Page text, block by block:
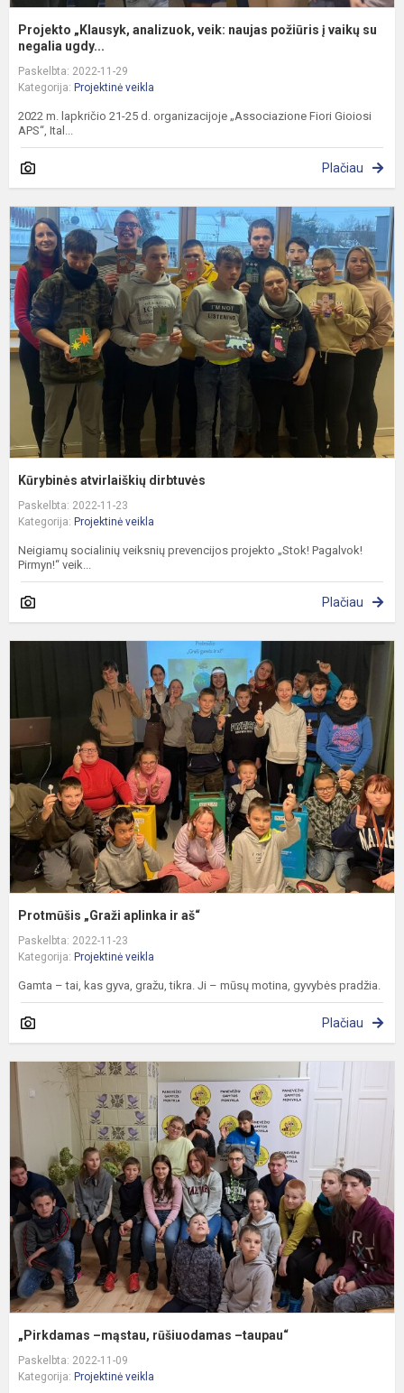
Projekto „Klausyk, analizuok, veik: naujas požiūris į vaikų su
negalia ugdy...
Paskelbta: 2022-11-29
Kategorija: Projektinė veikla
2022 m. lapkričio 21-25 d. organizacijoje „Associazione Fiori Gioiosi
APS“, Ital...
Plačiau
Kūrybinės atvirlaiškių dirbtuvės
Paskelbta: 2022-11-23
Kategorija: Projektinė veikla
Neigiamų socialinių veiksnių prevencijos projekto „Stok! Pagalvok!
Pirmyn!“ veik...
Plačiau
Protmūšis „Graži aplinka ir aš“
Paskelbta: 2022-11-23
Kategorija: Projektinė veikla
Gamta – tai, kas gyva, gražu, tikra. Ji – mūsų motina, gyvybės pradžia.
Plačiau
„Pirkdamas –mąstau, rūšiuodamas –taupau“
Paskelbta: 2022-11-09
Kategorija: Projektinė veikla